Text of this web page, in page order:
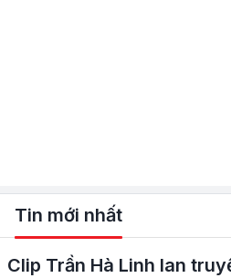
Tin mới nhất
Clip Trần Hà Linh lan